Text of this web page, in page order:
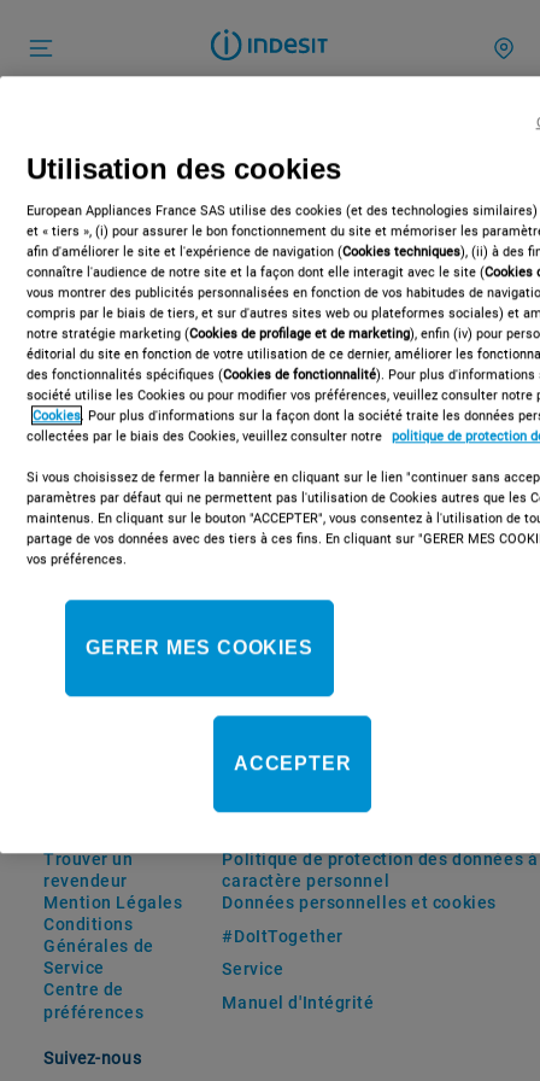
Trouver un
revendeur
Mention Légales
Conditions
Générales de
Service
Centre de
préférences
Politique de protection des données à
caractère personnel
Données personnelles et cookies
#DoItTogether
Service
Manuel d'Intégrité
Suivez-nous
Utilisation des cookies
European Appliances France SAS utilise des cookies (et des technologies
et « tiers », (i) pour assurer le bon fonctionnement du site et mémoriser les
afin d'améliorer le site et l'expérience de navigation (Cookies techniques), (ii) à des
connaître l'audience de notre site et la façon dont elle interagit avec le site (Cookies
vous montrer des publicités personnalisées en fonction de vos habitudes de
compris par le biais de tiers, et sur d'autres sites web ou plateformes sociales) et
notre stratégie marketing (Cookies de profilage et de marketing), enfin (iv) pour
éditorial du site en fonction de votre utilisation de ce dernier, améliorer les
des fonctionnalités spécifiques (Cookies de fonctionnalité). Pour plus
société utilise les Cookies ou pour modifier vos préférences, veuillez consulter notre
Cookies. Pour plus d'informations sur la façon dont la société traite les données
collectées par le biais des Cookies, veuillez consulter notre politique de protection
Si vous choisissez de fermer la bannière en cliquant sur le lien "continuer sans
paramètres par défaut qui ne permettent pas l'utilisation de Cookies autres que les
maintenus. En cliquant sur le bouton "ACCEPTER", vous consentez à l'utilisation de
partage de vos données avec des tiers à ces fins. En cliquant sur "GERER MES
vos préférences.
GERER MES COOKIES
ACCEPTER